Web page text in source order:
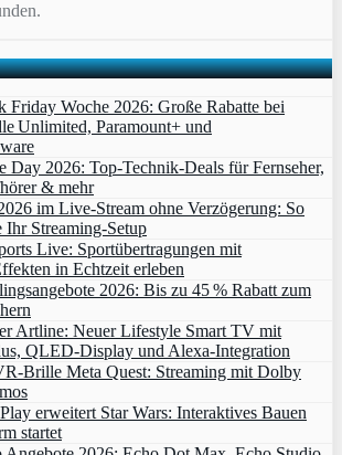
Friday Woche 2026: Große Rabatte bei
Unlimited, Paramount+ und
Day 2026: Top-Technik-Deals für Fernseher,
& mehr
im Live-Stream ohne Verzögerung: So
Ihr Streaming-Setup
Live: Sportübertragungen mit
in Echtzeit erleben
2026: Bis zu 45 % Rabatt zum
Artline: Neuer Lifestyle Smart TV mit
QLED‑Display und Alexa‑Integration
Brille Meta Quest: Streaming mit Dolby
erweitert Star Wars: Interaktives Bauen
startet